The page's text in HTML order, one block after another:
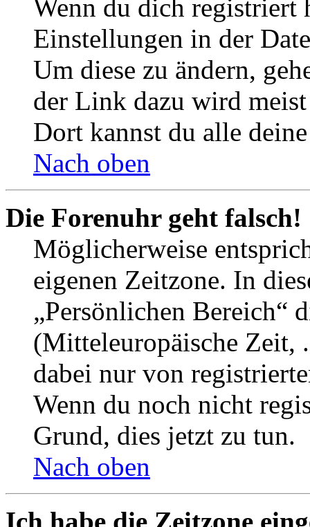
Wenn du dich registriert
Einstellungen in der
Um diese zu ändern,
der Link dazu wird
Dort kannst du alle
Nach oben
Die Forenuhr geht falsch!
Möglicherweise
eigenen Zeitzone. In
„Persönlichen Bereich“
(Mitteleuropäische Zeit,
dabei nur von
Wenn du noch nicht
Grund, dies jetzt zu tun.
Nach oben